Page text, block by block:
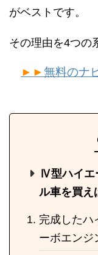
がベストです。
その理由を4つの
►►無料のナ
Ⅳ型ハイエ
ル車を買え
完成したハ
ーボエンジ